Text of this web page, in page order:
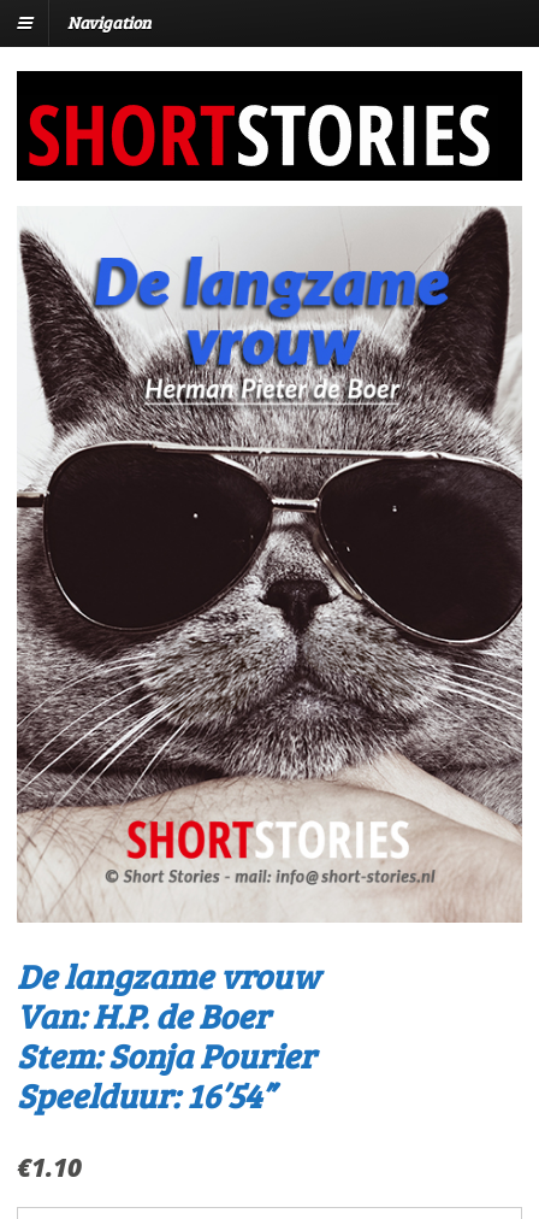
Navigation
De langzame vrouw
Van: H.P. de Boer
Stem: Sonja Pourier
Speelduur: 16’54”
€1.10